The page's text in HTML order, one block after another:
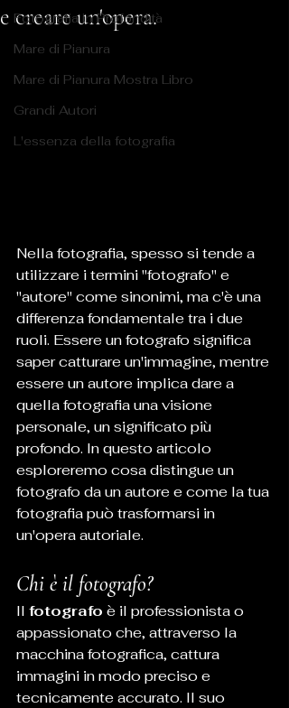
Fotografia in Profondità
Mare di Pianura
Mare di Pianura Mostra Libro
Grandi Autori
L'essenza della fotografia
e creare un'opera.
Nella fotografia, spesso si tende a
utilizzare i termini "fotografo" e
"autore" come sinonimi, ma c'è una
differenza fondamentale tra i due
ruoli. Essere un fotografo significa
saper catturare un'immagine, mentre
essere un autore implica dare a
quella fotografia una visione
personale, un significato più
profondo. In questo articolo
esploreremo cosa distingue un
fotografo da un autore e come la tua
fotografia può trasformarsi in
un'opera autoriale.
Chi è il fotografo?
Il fotografo è il professionista o
appassionato che, attraverso la
macchina fotografica, cattura
immagini in modo preciso e
tecnicamente accurato. Il suo